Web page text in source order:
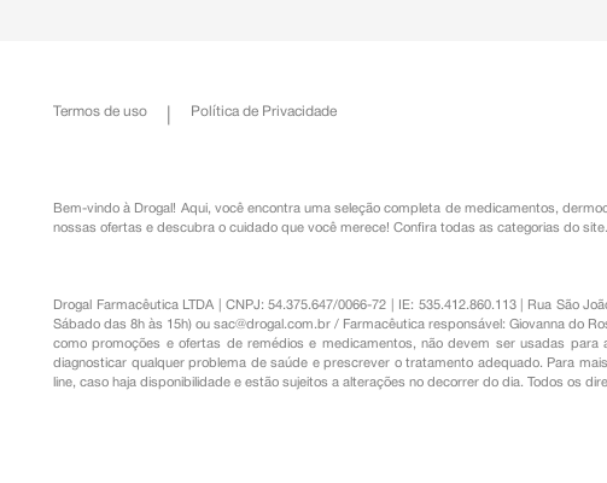
Termos de uso Política de Privacidade
Bem-vindo à Drogal! Aqui, você encontra uma seleção completa de medicamentos ,
nossas ofertas e descubra o cuidado que você merece! Confira todas as categorias do site.
Drogal Farmacêutica LTDA | CNPJ: 54.375.647/0066-72 | IE: 535.412.860.113 | Rua São
Sábado das 8h às 15h) ousac@drogal.com.br / Farmacêutica responsável: Giovanna do
como promoções e ofertas de remédios e medicamentos, não devem ser usadas
diagnosticar qualquer problema de saúde e prescrever o tratamento adequado. Para
line, caso haja disponibilidade e estão sujeitos a alterações no decorrer do dia. Todos os